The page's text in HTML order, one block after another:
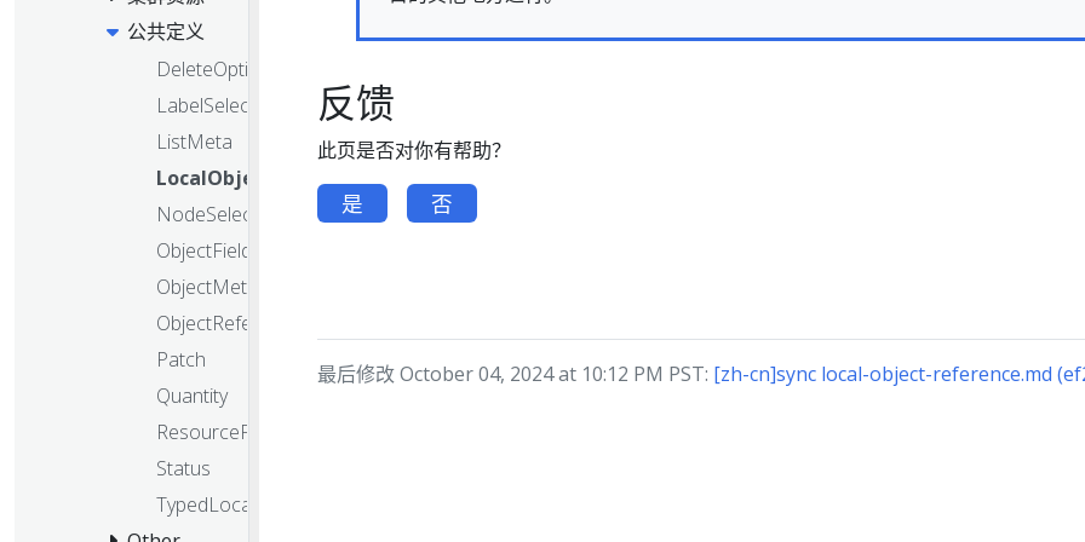
公共定义
DeleteOptions
LabelSelector
ListMeta
LocalObjectReference
NodeSelectorRequirement
ObjectFieldSelector
ObjectMeta
ObjectReference
Patch
Quantity
ResourceFieldSelector
Status
TypedLocalObjectReference
反馈
此页是否对你有帮助？
是 否
最后修改 October 04, 2024 at 10:12 PM PST: [zh-cn]sync local-object-reference.md